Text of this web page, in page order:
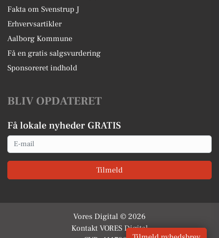
Fakta om Svenstrup J
Erhvervsartikler
Aalborg Kommune
Få en gratis salgsvurdering
Sponsoreret indhold
BLIV OPDATERET
Få lokale nyheder GRATIS
Email
Tilmeld
Vores Digital © 2026
Kontakt VORES Digital